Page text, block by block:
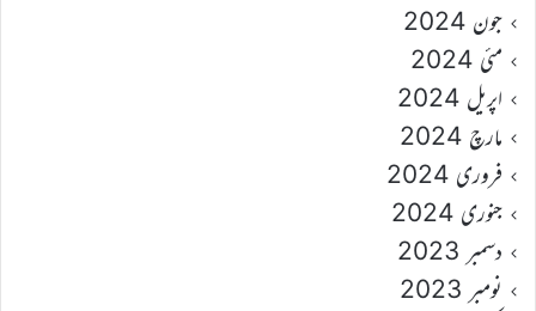
جون 2024
مئی 2024
اپریل 2024
مارچ 2024
فروری 2024
جنوری 2024
دسمبر 2023
نومبر 2023